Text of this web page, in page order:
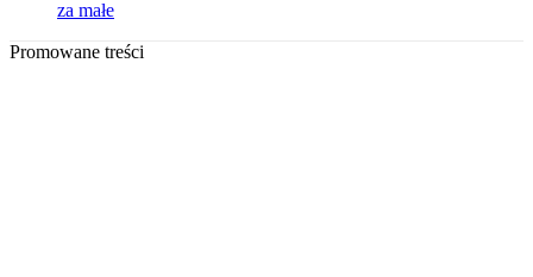
za małe
Promowane treści